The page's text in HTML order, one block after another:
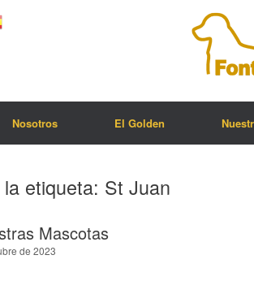
Nosotros El Golden
etiqueta: St Juan
Mascotas
de 2023